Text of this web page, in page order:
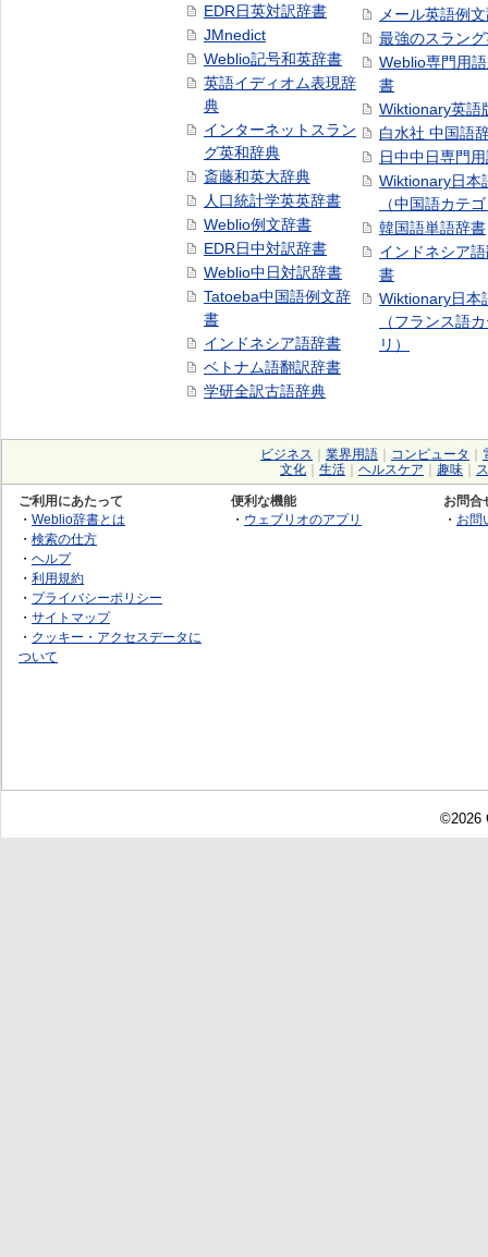
EDR日英対訳辞書
JMnedict
Weblio記号和英辞書
英語イディオム表現辞
典
インターネットスラン
グ英和辞典
斎藤和英大辞典
人口統計学英英辞書
Weblio例文辞書
EDR日中対訳辞書
Weblio中日対訳辞書
Tatoeba中国語例文辞
書
インドネシア語辞書
ベトナム語翻訳辞書
学研全訳古語辞典
メール英語例
最強のスラン
Weblio専門用
書
Wiktionary英語
白水社 中国語
日中中日専門
Wiktionary日本
（中国語カテ
韓国語単語辞書
インドネシア
書
Wiktionary日本
（フランス語
リ）
ビジネス 業界用語 コンピュータ
文化
生活 ヘルスケア 趣味
ご利用にあたって
・ Weblio辞書とは
・ 検索の仕方
・ ヘルプ
・ 利用規約
・ プライバシーポリシー
・ サイトマップ
・ クッキー・アクセスデータに
ついて
便利な機能
・ ウェブリオのアプリ
お問合
・ お問
©2026